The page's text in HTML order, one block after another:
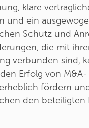
klare
und ein
Schutz und
die mit
verbunden sind,
Erfolg von M&A-
fördern
den beteiligten